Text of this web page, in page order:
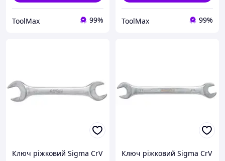
ToolMax 99% ToolMax 99%
Ключ ріжковий Sigma CrV
Ключ ріжковий Sigma CrV